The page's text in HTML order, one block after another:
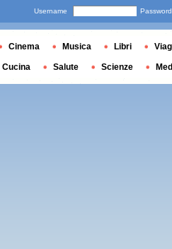
Username Password
Cinema Musica Libri
Cucina Salute Scienze